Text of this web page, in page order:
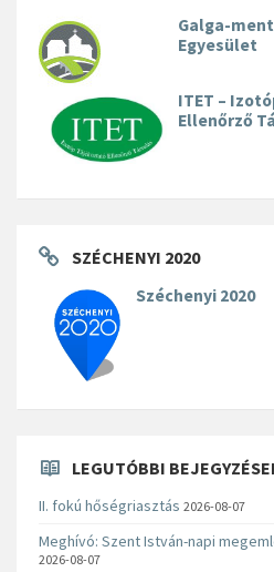
Galga-
Egyesület
ITET –
Ellenőrző
SZÉCHENYI 2020
Széchenyi 2020
LEGUTÓBBI
II. fokú hőségriasztás 2026-08-07
Meghívó: Szent István-napi
2026-08-07